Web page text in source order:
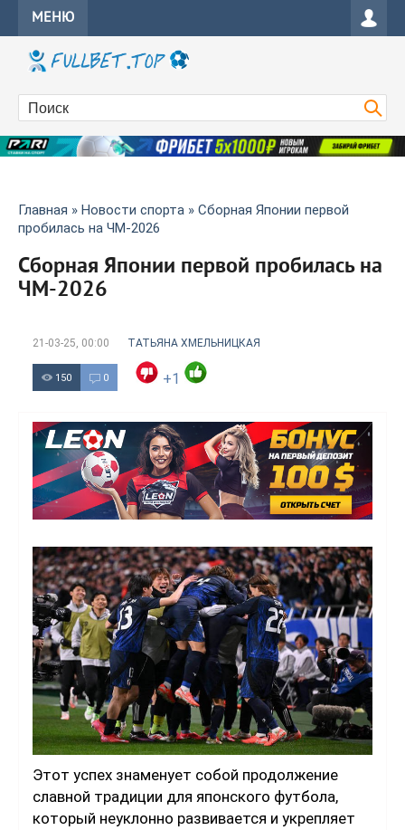
МЕНЮ
Главная » Новости спорта » Сборная Японии первой
пробилась на ЧМ-2026
Сборная Японии первой пробилась на
ЧМ-2026
21-03-25, 00:00 ТАТЬЯНА ХМЕЛЬНИЦКАЯ
150 0 +1
Этот успех знаменует собой продолжение
славной традиции для японского футбола,
который неуклонно развивается и укрепляет